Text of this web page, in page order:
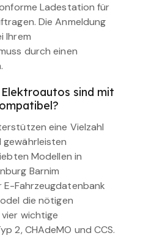
Ladestation für
Die Anmeldung
Ihrem
durch einen
sind mit
eine Vielzahl
Modellen in
Barnim
E-Fahrzeugdatenbank
die nötigen
wichtige
2, CHAdeMO und CCS.